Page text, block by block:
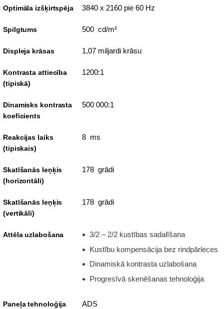
Optimāla izšķirtspēja 3840 x 2160 pie 60 Hz
Spilgtums 500 cd/m²
Displeja krāsas 1,07 miljardi krāsu
Kontrasta attiecība
(tipiskā)
1200:1
Dinamisks kontrasta
koeficients
500 000:1
Reakcijas laiks
(tipiskais)
8 ms
Skatīšanās leņķis
(horizontāli)
178 grādi
Skatīšanās leņķis
(vertikāli)
178 grādi
Attēla uzlabošana
3/2 – 2/2 kustības sadalīšana
Kustību kompensācija bez rindpārleces
Dinamiskā kontrasta uzlabošana
Progresīvā skenēšanas tehnoloģija
Paneļa tehnoloģija ADS